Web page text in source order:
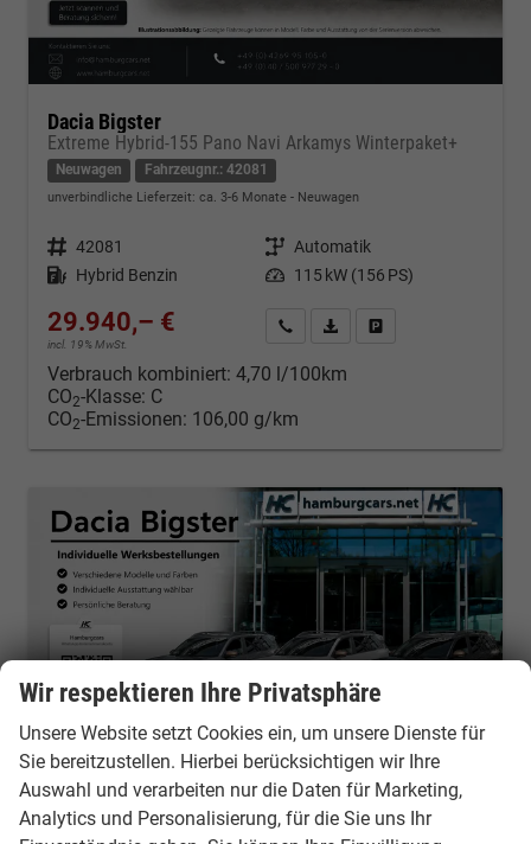
Dacia Bigster
Extreme Hybrid-155 Pano Navi Arkamys Winterpaket+
Neuwagen Fahrzeugnr.: 42081
unverbindliche Lieferzeit: ca. 3-6 Monate Neuwagen
Fahrzeugnr. 42081 Getriebe Automatik
Kraftstoff Hybrid Benzin Leistung 115 kW (156 PS)
29.940,– €
incl. 19% MwSt.
Kontakt & Angebot anfordern
PDF-Datei, Fahrzeugexposé
Verbrauch kombiniert: 4,70 l/100km
CO2-Klasse: C
CO2-Emissionen: 106,00 g/km
Wir respektieren Ihre Privatsphäre
Unsere Website setzt Cookies ein, um unsere Dienste für
Sie bereitzustellen. Hierbei berücksichtigen wir Ihre
Auswahl und verarbeiten nur die Daten für Marketing,
Analytics und Personalisierung, für die Sie uns Ihr